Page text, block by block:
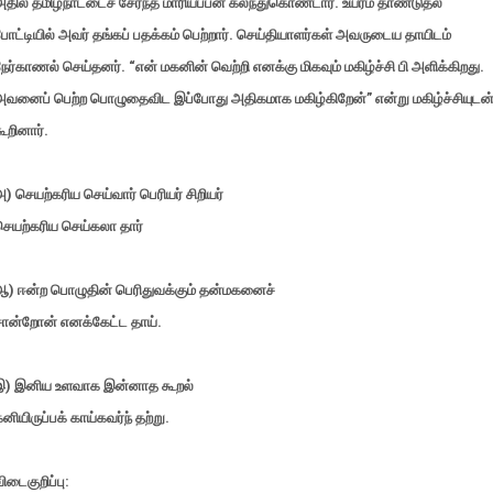
அவர் தங்கப் பதக்கம் பெற்றார். செய்தியாளர்கள் அவருடைய தாயிடம்
செய்தனர். “என் மகனின் வெற்றி எனக்கு மிகவும் மகிழ்ச்சி பி அளிக்கிறது.
பெற்ற பொழுதைவிட இப்போது அதிகமாக மகிழ்கிறேன்” என்று மகிழ்ச்சியுடன்
செயற்கரிய செய்வார் பெரியர் சிறியர்
செய்கலா தார்
ஈன்ற பொழுதின் பெரிதுவக்கும் தன்மகனைச்
எனக்கேட்ட தாய்.
இனிய உளவாக இன்னாத கூறல்
காய்கவர்ந் தற்று.